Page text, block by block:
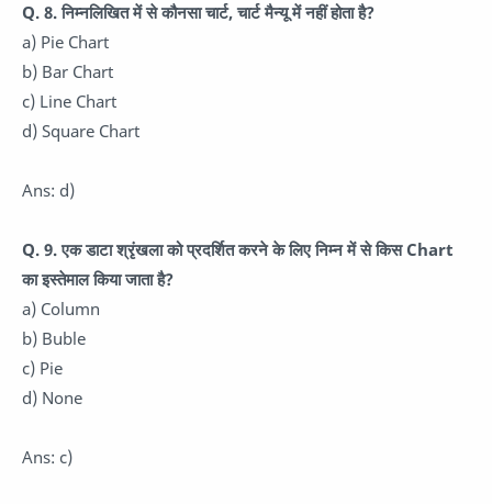
Q. 8. निम्नलिखित में से कौनसा चार्ट, चार्ट मैन्यू में नहीं होता है?
a) Pie Chart
b) Bar Chart
c) Line Chart
d) Square Chart
Ans: d)
Q. 9. एक डाटा श्रृंखला को प्रदर्शित करने के लिए निम्न में से किस Chart
का इस्तेमाल किया जाता है?
a) Column
b) Buble
c) Pie
d) None
Ans: c)